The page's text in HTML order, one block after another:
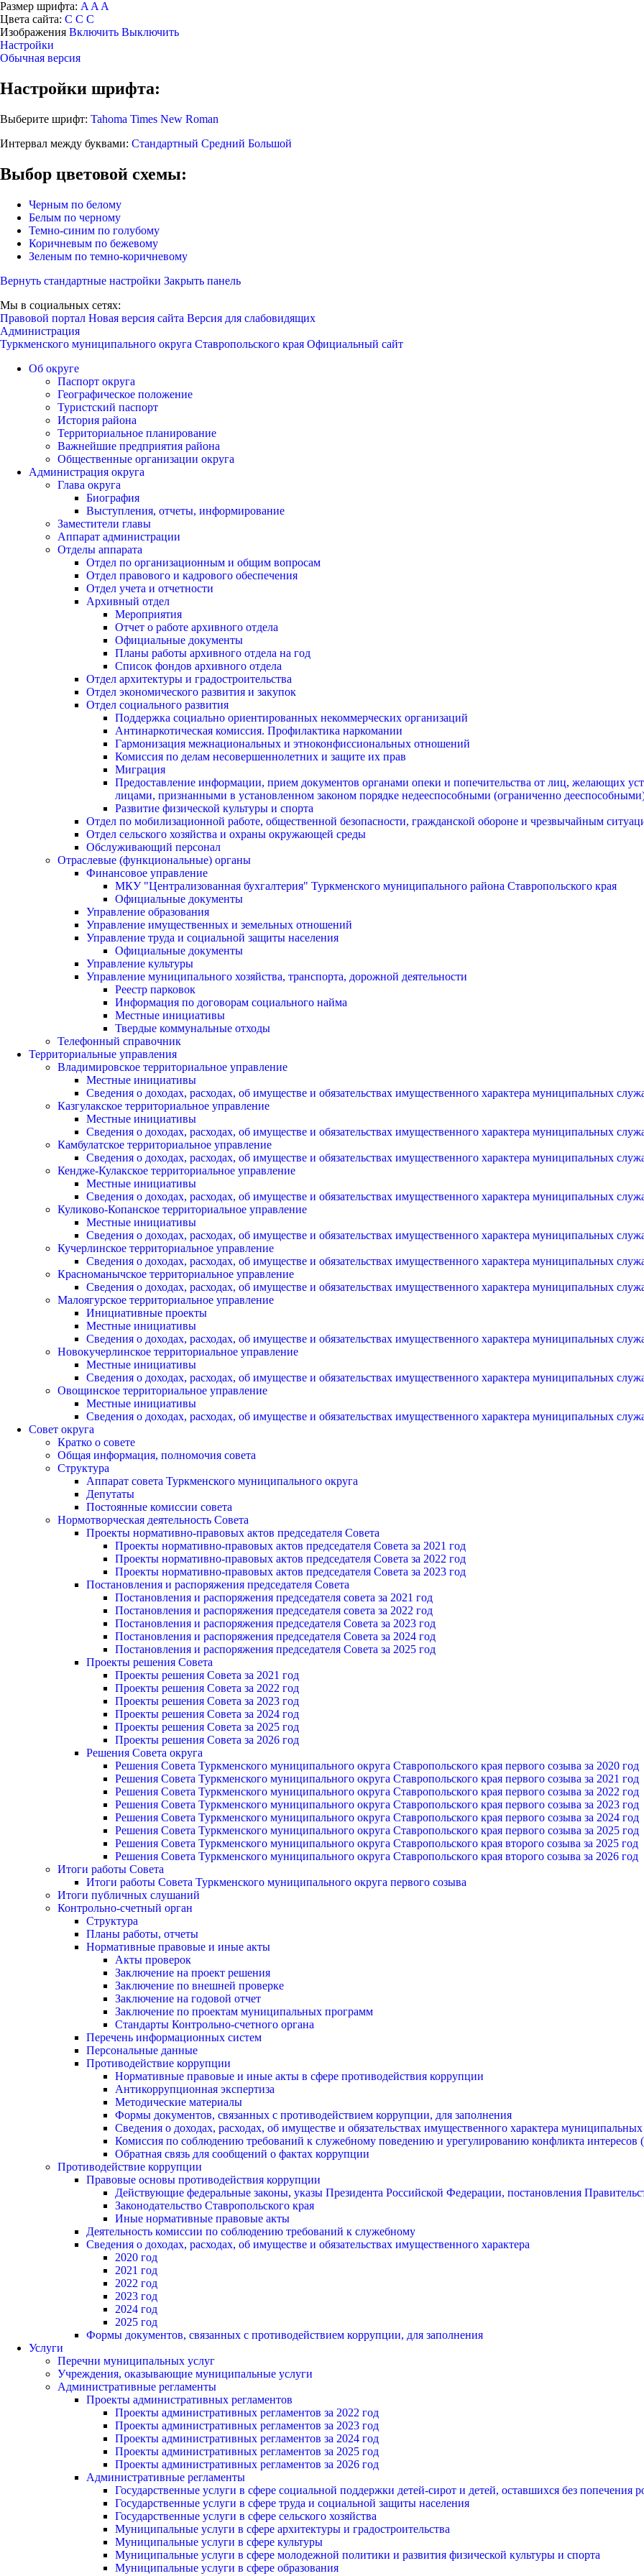
Размер шрифта: A A A
Цвета сайта: С С С
Изображения Включить Выключить
Настройки
Обычная версия
Настройки шрифта:
Выберите шрифт: Tahoma Times New Roman
Интервал между буквами: Стандартный Средний Большой
Выбор цветовой схемы:
Черным по белому
Белым по черному
Темно-синим по голубому
Коричневым по бежевому
Зеленым по темно-коричневому
Вернуть стандартные настройки Закрыть панель
Мы в социальных сетях:
Правовой портал Новая версия сайта Версия для слабовидящих
Администрация
Туркменского муниципального округа Ставропольского края Официальный сайт
Об округе
Паспорт округа
Географическое положение
Туристский паспорт
История района
Территориальное планирование
Важнейшие предприятия района
Общественные организации округа
Администрация округа
Глава округа
Биография
Выступления, отчеты, информирование
Заместители главы
Аппарат администрации
Отделы аппарата
Отдел по организационным и общим вопросам
Отдел правового и кадрового обеспечения
Отдел учета и отчетности
Архивный отдел
Мероприятия
Отчет о работе архивного отдела
Официальные документы
Планы работы архивного отдела на год
Список фондов архивного отдела
Отдел архитектуры и градостроительства
Отдел экономического развития и закупок
Отдел социального развития
Поддержка социально ориентированных некоммерческих организаций
Антинаркотическая комиссия. Профилактика наркомании
Гармонизация межнациональных и этноконфиссиональных отношений
Комиссия по делам несовершеннолетних и защите их прав
Миграция
Предоставление информации, прием документов органами опеки и попечительства от лиц, желающих
лицами, признанными в установленном законом порядке недееспособными (ограниченно
Развитие физической культуры и спорта
Отдел по мобилизационной работе, общественной безопасности, гражданской оборонe и чрезвычайным
Отдел сельского хозяйства и охраны окружающей среды
Обслуживающий персонал
Отраслевые (функциональные) органы
Финансовое управление
МКУ "Централизованная бухгалтерия" Туркменского муниципального района Ставропольского края
Официальные документы
Управление образования
Управление имущественных и земельных отношений
Управление труда и социальной защиты населения
Официальные документы
Управление культуры
Управление муниципального хозяйства, транспорта, дорожной деятельности
Реестр парковок
Информация по договорам социального найма
Местные инициативы
Твердые коммунальные отходы
Телефонный справочник
Территориальные управления
Владимировское территориальное управление
Местные инициативы
Сведения о доходах, расходах, об имуществе и обязательствах имущественного характера муниципальных
Казгулакское территориальное управление
Местные инициативы
Сведения о доходах, расходах, об имуществе и обязательствах имущественного характера муниципальных
Камбулатское территориальное управление
Сведения о доходах, расходах, об имуществе и обязательствах имущественного характера муниципальных
Кендже-Кулакское территориальное управление
Местные инициативы
Сведения о доходах, расходах, об имуществе и обязательствах имущественного характера муниципальных
Куликово-Копанское территориальное управление
Местные инициативы
Сведения о доходах, расходах, об имуществе и обязательствах имущественного характера муниципальных
Кучерлинское территориальное управление
Сведения о доходах, расходах, об имуществе и обязательствах имущественного характера муниципальных
Красноманычское территориальное управление
Сведения о доходах, расходах, об имуществе и обязательствах имущественного характера муниципальных
Малоягурское территориальное управление
Инициативные проекты
Местные инициативы
Сведения о доходах, расходах, об имуществе и обязательствах имущественного характера муниципальных
Новокучерлинское территориальное управление
Местные инициативы
Сведения о доходах, расходах, об имуществе и обязательствах имущественного характера муниципальных
Овощинское территориальное управление
Местные инициативы
Сведения о доходах, расходах, об имуществе и обязательствах имущественного характера муниципальных
Совет округа
Кратко о совете
Общая информация, полномочия совета
Структура
Аппарат совета Туркменского муниципального округа
Депутаты
Постоянные комиссии совета
Нормотворческая деятельность Совета
Проекты нормативно-правовых актов председателя Cовета
Проекты нормативно-правовых актов председателя Cовета за 2021 год
Проекты нормативно-правовых актов председателя Cовета за 2022 год
Проекты нормативно-правовых актов председателя Cовета за 2023 год
Постановления и распоряжения председателя Cовета
Постановления и распоряжения председателя совета за 2021 год
Постановления и распоряжения председателя совета за 2022 год
Постановления и распоряжения председателя Cовета за 2023 год
Постановления и распоряжения председателя Cовета за 2024 год
Постановления и распоряжения председателя Cовета за 2025 год
Проекты решения Cовета
Проекты решения Совета за 2021 год
Проекты решения Совета за 2022 год
Проекты решения Cовета за 2023 год
Проекты решения Совета за 2024 год
Проекты решения Совета за 2025 год
Проекты решения Совета за 2026 год
Решения Совета округа
Решения Совета Туркменского муниципального округа Ставропольского края первого созыва за 2020 год
Решения Совета Туркменского муниципального округа Ставропольского края первого созыва за 2021 год
Решения Совета Туркменского муниципального округа Ставропольского края первого созыва за 2022 год
Решения Совета Туркменского муниципального округа Ставропольского края первого созыва за 2023 год
Решения Совета Туркменского муниципального округа Ставропольского края первого созыва за 2024 год
Решения Совета Туркменского муниципального округа Ставропольского края первого созыва за 2025 год
Решения Совета Туркменского муниципального округа Ставропольского края второго созыва за 2025 год
Решения Совета Туркменского муниципального округа Ставропольского края второго созыва за 2026 год
Итоги работы Совета
Итоги работы Совета Туркменского муниципального округа первого созыва
Итоги публичных слушаний
Контрольно-счетный орган
Структура
Планы работы, отчеты
Нормативные правовые и иные акты
Акты проверок
Заключение на проект решения
Заключение по внешней проверке
Заключение на годовой отчет
Заключение по проектам муниципальных программ
Стандарты Контрольно-счетного органа
Перечень информационных систем
Персональные данные
Противодействие коррупции
Нормативные правовые и иные акты в сфере противодействия коррупции
Антикоррупционная экспертиза
Методические материалы
Формы документов, связанных с противодействием коррупции, для заполнения
Сведения о доходах, расходах, об имуществе и обязательствах имущественного характера
Комиссия по соблюдению требований к служебному поведению и урегулированию конфликта интересов
Обратная связь для сообщений о фактах коррупции
Противодействие коррупции
Правовые основы противодействия коррупции
Действующие федеральные законы, указы Президента Российской Федерации, постановления
Законодательство Ставропольского края
Иные нормативные правовые акты
Деятельность комиссии по соблюдению требований к служебному
Сведения о доходах, расходах, об имуществе и обязательствах имущественного характера
2020 год
2021 год
2022 год
2023 год
2024 год
2025 год
Формы документов, связанных с противодействием коррупции, для заполнения
Услуги
Перечни муниципальных услуг
Учреждения, оказывающие муниципальные услуги
Административные регламенты
Проекты административных регламентов
Проекты административных регламентов за 2022 год
Проекты административных регламентов за 2023 год
Проекты административных регламентов за 2024 год
Проекты административных регламентов за 2025 год
Проекты административных регламентов за 2026 год
Административные регламенты
Государственные услуги в сфере социальной поддержки детей-сирот и детей, оставшихся без попечения
Государственные услуги в сфере труда и социальной защиты населения
Государственные услуги в сфере сельского хозяйства
Муниципальные услуги в сфере архитектуры и градостроительства
Муниципальные услуги в сфере культуры
Муниципальные услуги в сфере молодежной политики и развития физической культуры и спорта
Муниципальные услуги в сфере образования